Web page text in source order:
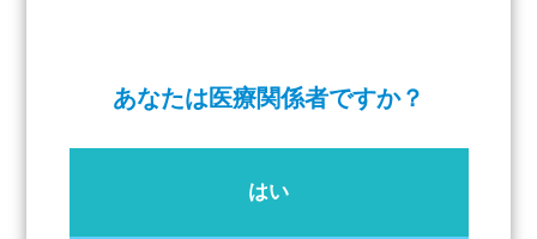
あなたは医療関係者ですか？
はい